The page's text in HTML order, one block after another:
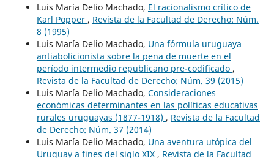
Luis María Delio Machado, El racionalismo crítico de
Karl Popper , Revista de la Facultad de Derecho: Núm.
8 (1995)
Luis María Delio Machado, Una fórmula uruguaya
antiabolicionista sobre la pena de muerte en el
período intermedio republicano pre-codificado ,
Revista de la Facultad de Derecho: Núm. 39 (2015)
Luis María Delio Machado, Consideraciones
económicas determinantes en las políticas educativas
rurales uruguayas (1877-1918) , Revista de la Facultad
de Derecho: Núm. 37 (2014)
Luis María Delio Machado, Una aventura utópica del
Uruguay a fines del siglo XIX , Revista de la Facultad